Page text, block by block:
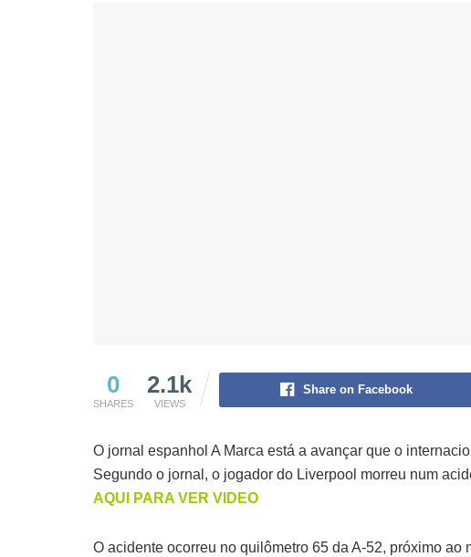
0
SHARES
2.1k
VIEWS
Share on Facebook
O jornal espanhol A Marca está a avançar que o
Segundo o jornal, o jogador do Liverpool morreu num
AQUI PARA VER VIDEO
O acidente ocorreu no quilômetro 65 da A-52, próximo